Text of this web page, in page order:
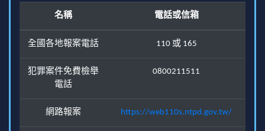
名稱 電話或信箱
全國各地報案電話 110 或 165
犯罪案件免費檢舉
電話
0800211511
網路報案 https://web110s.ntpd.gov.tw/